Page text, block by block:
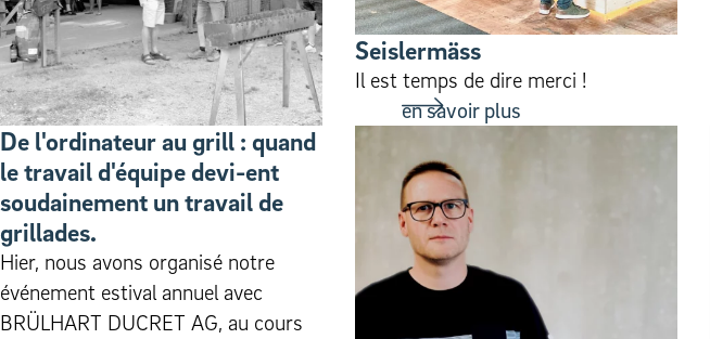
De l'ordinateur au grill : quand
le travail d'équipe devi-ent
soudainement un travail de
grillades.
Hier, nous avons organisé notre
événement estival annuel avec
BRÜLHART DUCRET AG, au cours
Seislermäss
Il est temps de dire merci !
en savoir plus